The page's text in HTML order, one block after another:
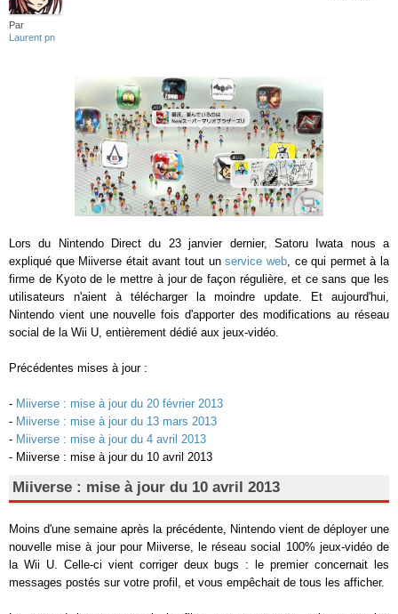
Par
Laurent pn
Lors du Nintendo Direct du 23 janvier dernier, Satoru Iwata nous a
expliqué que Miiverse était avant tout unservice web, ce qui permet à la
firme de Kyoto de le mettre à jour de façon régulière, et ce sans que les
utilisateurs n'aient à télécharger la moindre update. Et aujourd'hui,
Nintendo vient une nouvelle fois d'apporter des modifications au réseau
social de la Wii U, entièrement dédié aux jeux-vidéo.
Précédentes mises à jour :
- Miiverse : mise à jour du 20 février 2013
- Miiverse : mise à jour du 13 mars 2013
- Miiverse : mise à jour du 4 avril 2013
- Miiverse : mise à jour du 10 avril 2013
Miiverse : mise à jour du 10 avril 2013
Moins d'une semaine après la précédente, Nintendo vient de déployer une
nouvelle mise à jour pour Miiverse, le réseau social 100% jeux-vidéo de
la Wii U. Celle-ci vient corriger deux bugs : le premier concernait les
messages postés sur votre profil, et vous empêchait de tous les afficher.